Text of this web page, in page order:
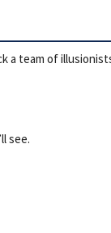
a team of
see.